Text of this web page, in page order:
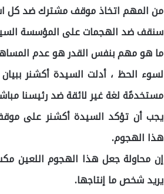
من المهم اتخاذ موقف مشترك ضد كل
سنقف ضد الهجمات على المؤسسة
ما هو مهم بنفس القدر هو عدم
لسوء الحظ ، أدلت السيدة أكشنر
مستخدمًة لغة غير لائقة ضد رئيسنا
يجب أن تؤكد السيدة أكشنر على
هذا الهجوم.
إن محاولة جعل هذا الهجوم اللعين
يريد شخص ما إنتاجها.